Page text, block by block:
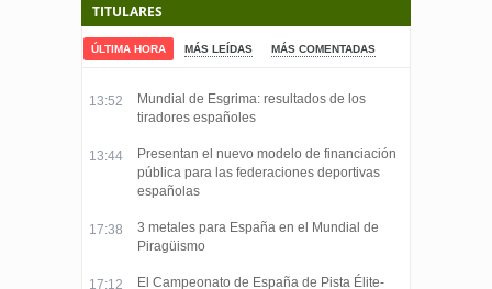
TITULARES
ÚLTIMA HORA MÁS LEÍDAS MÁS COMENTADAS
13:52
Mundial de Esgrima: resultados de los
tiradores españoles
13:44
Presentan el nuevo modelo de financiación
pública para las federaciones deportivas
españolas
17:38
3 metales para España en el Mundial de
Piragüismo
17:12
El Campeonato de España de Pista Élite-